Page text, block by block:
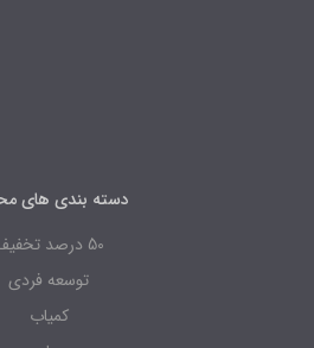
دسته بندی های محبوب
توسعه فردی